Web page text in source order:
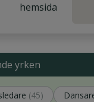
hemsida
yrken
(45)